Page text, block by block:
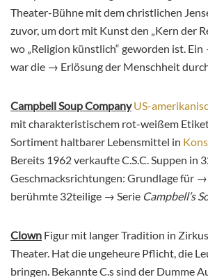
Theater-Bühne mit dem christlichen
zuvor, um dort mit Kunst den „Kern der
wo „Religion künstlich“ geworden ist.
war die → Erlösung der Menschheit
Campbell Soup Company US-
mit charakteristischem rot-weißem
Sortiment haltbarer Lebensmittel in
Bereits 1962 verkaufte C.S.C. Suppen in
Geschmacksrichtungen: Grundlage für
berühmte 32teilige → Serie Campbell’s
Clown Figur mit langer Tradition in
Theater. Hat die ungeheure Pflicht, die
bringen. Bekannte C.s sind der Dumme